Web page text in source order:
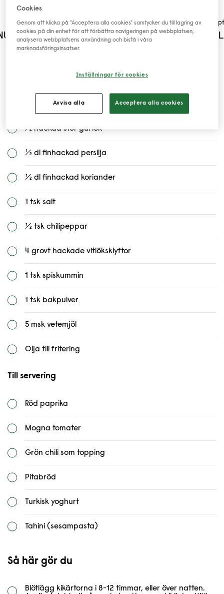
Tillagningstid
+ BLÖTLÄGGNING ÖVER NATTEN 20
GoGreen Kikärter (torra)
½ hackad stor gul lök
½ dl finhackad persilja
½ dl finhackad koriander
1 tsk salt
½ tsk chilipeppar
4 grovt hackade vitlöksklyftor
1 tsk spiskummin
1 tsk bakpulver
5 msk vetemjöl
Olja till fritering
Till servering
Röd paprika
Mogna tomater
Grön chili som topping
Pitabröd
Turkisk yoghurt
Tahini (sesampasta)
Så här gör du
Blötlägg kikärtorna i 8-12 timmar, eller över natten.
Cookies
Genom att klicka på "Acceptera alla cookies" samtycker du till lagring av
cookies på din enhet för att förbättra navigeringen på webbplatsen,
analysera webbplatsens användning och bistå i våra
marknadsföringsinsatser.
Inställningar för cookies
Avvisa alla Acceptera alla cookies